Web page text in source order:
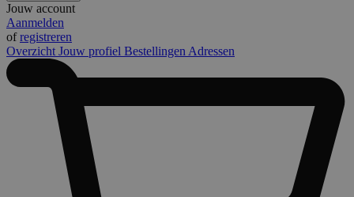
Jouw account
Aanmelden
ofregistreren
Overzicht Jouw profiel Bestellingen Adressen